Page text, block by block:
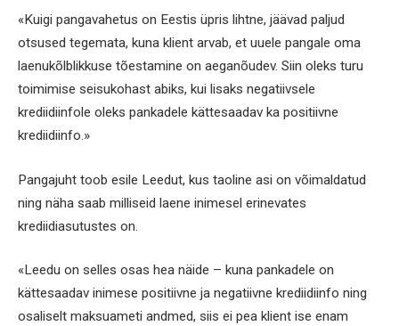
«Kuigi pangavahetus on Eestis üpris lihtne, jäävad paljud
otsused tegemata, kuna klient arvab, et uuele pangale oma
laenukõlblikkuse tõestamine on aeganõudev. Siin oleks turu
toimimise seisukohast abiks, kui lisaks negatiivsele
krediidiinfole oleks pankadele kättesaadav ka positiivne
krediidiinfo.»
Pangajuht toob esile Leedut, kus taoline asi on võimaldatud
ning näha saab milliseid laene inimesel erinevates
krediidiasutustes on.
«Leedu on selles osas hea näide – kuna pankadele on
kättesaadav inimese positiivne ja negatiivne krediidiinfo ning
osaliselt maksuameti andmed, siis ei pea klient ise enam